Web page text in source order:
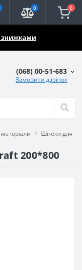
знижками
0 0
(068) 00-51-683
Замовити дзвінок
Шнеки для
200*800